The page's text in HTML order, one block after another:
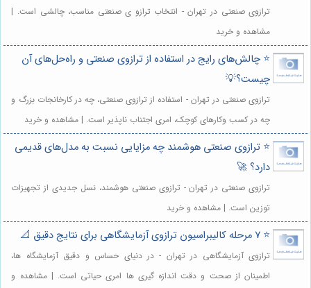
ترازوی صنعتی در تهران - انتخاب ترازو ی صنعتی مناسب، چالشی است. |
مشاهده و خرید
⭐️ چالش‌های رایج در استفاده از ترازوی صنعتی و راه‌حل‌های آن
چیست؟💡
ترازوی صنعتی در تهران - استفاده از ترازوی صنعتی، چه در کارخانجات بزرگ و
چه در کسب وکارهای کوچک، امری اجتناب ناپذیر است. | مشاهده و خرید
⭐️ ترازوی صنعتی هوشمند چه مزایایی نسبت به مدل‌های قدیمی
دارد؟ 🚀
ترازوی صنعتی در تهران - ترازوی صنعتی هوشمند، نسل جدیدی از تجهیزات
توزین است. | مشاهده و خرید
⭐️ 7 مرحله کالیبراسیون ترازوی آزمایشگاهی برای نتایج دقیق 📐
ترازوی آزمایشگاهی در تهران - در دنیای حساس و دقیق آزمایشگاه ها،
اطمینان از صحت و دقت اندازه گیری ها امری حیاتی است. | مشاهده و